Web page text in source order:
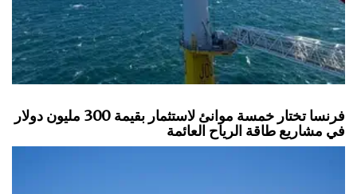
فرنسا تختار خمسة موانئ لاستثمار بقيمة 300 مليون دولار
في مشاريع طاقة الرياح العائمة